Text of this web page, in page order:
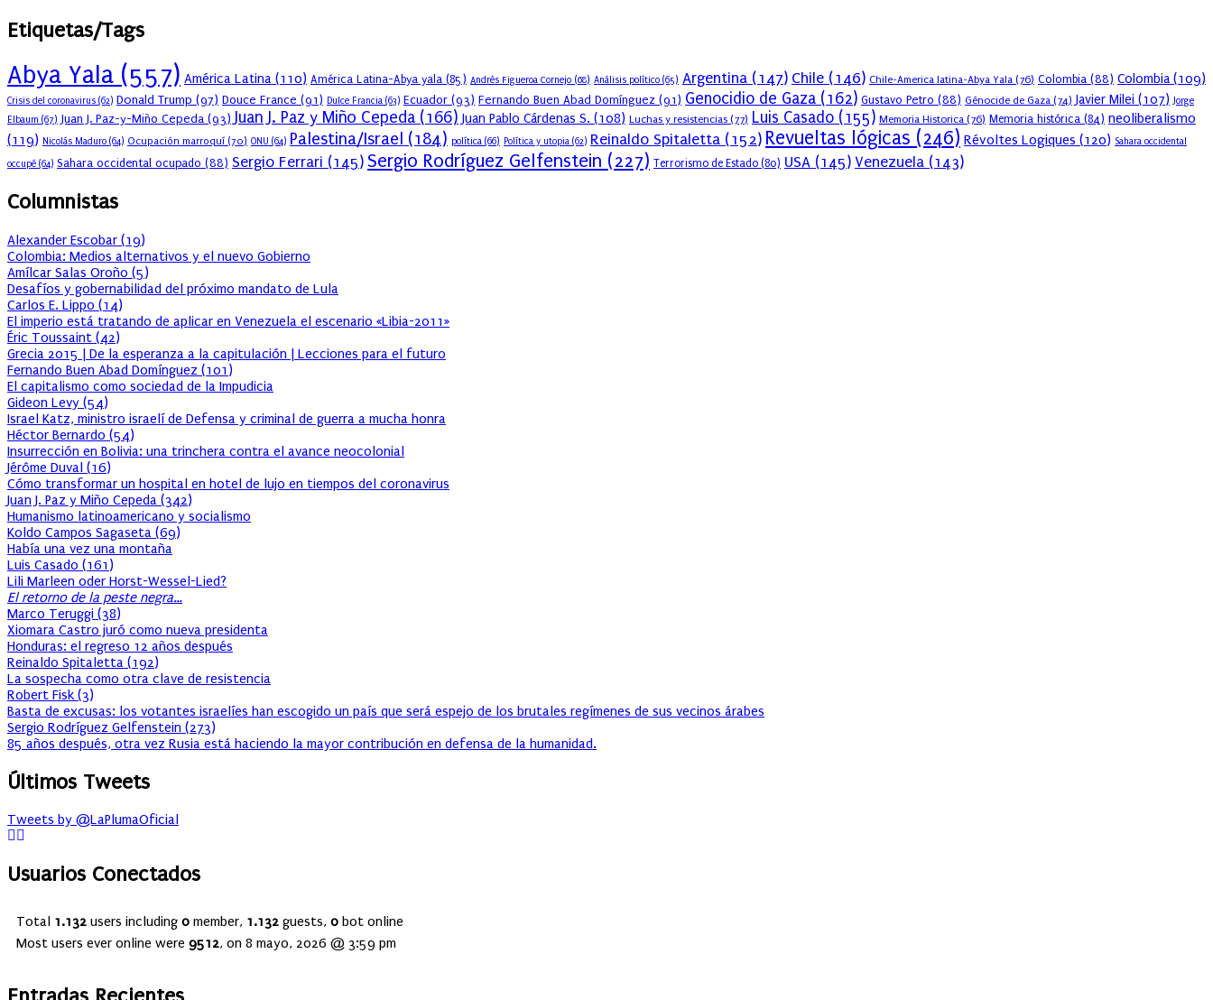
Etiquetas/Tags
Abya Yala (557) América Latina (110) América Latina-Abya yala (85) Andrés Figueroa Cornejo (68) Análisis político (65) Argentina (147) Chile (146) Chile-America latina-Abya Yala (76) Colombia (88) Colombia(109)
Crisis del coronavirus (62) Donald Trump (97) Douce France (91) Dulce Francia (63) Ecuador (93) Fernando Buen Abad Domínguez (91) Genocidio de Gaza (162) Gustavo Petro (88) Génocide de Gaza (74) Javier Milei (107) Jorge
Elbaum (67) Juan J. Paz-y-Miño Cepeda (93) Juan J. Paz y Miño Cepeda (166) Juan Pablo Cárdenas S. (108) Luchas y resistencias (77) Luis Casado (155) Memoria Historica (76) Memoria histórica (84) neoliberalismo
(119) Nicolás Maduro (64) Ocupación marroquí (70) ONU (64) Palestina/Israel (184) política (66) Política y utopia (62) Reinaldo Spitaletta (152) Revueltas lógicas (246) Révoltes Logiques (120) Sahara occidental
occupé (64) Sahara occidental ocupado (88) Sergio Ferrari (145) Sergio Rodríguez Gelfenstein (227) Terrorismo de Estado (80) USA (145) Venezuela (143)
Columnistas
Alexander Escobar (19)
Colombia: Medios alternativos y el nuevo Gobierno
Amílcar Salas Oroño (5)
Desafíos y gobernabilidad del próximo mandato de Lula
Carlos E. Lippo (14)
El imperio está tratando de aplicar en Venezuela el escenario «Libia-2011»
Éric Toussaint (42)
Grecia 2015 | De la esperanza a la capitulación | Lecciones para el futuro
Fernando Buen Abad Domínguez (101)
El capitalismo como sociedad de la Impudicia
Gideon Levy (54)
Israel Katz, ministro israelí de Defensa y criminal de guerra a mucha honra
Héctor Bernardo (54)
Insurrección en Bolivia: una trinchera contra el avance neocolonial
Jérôme Duval (16)
Cómo transformar un hospital en hotel de lujo en tiempos del coronavirus
Juan J. Paz y Miño Cepeda (342)
Humanismo latinoamericano y socialismo
Koldo Campos Sagaseta (69)
Había una vez una montaña
Luis Casado (161)
Lili Marleen oder Horst-Wessel-Lied?
El retorno de la peste negra…
Marco Teruggi (38)
Xiomara Castro juró como nueva presidenta
Honduras: el regreso 12 años después
Reinaldo Spitaletta (192)
La sospecha como otra clave de resistencia
Robert Fisk (3)
Basta de excusas: los votantes israelíes han escogido un país que será espejo de los brutales regímenes de sus vecinos árabes
Sergio Rodríguez Gelfenstein (273)
85 años después, otra vez Rusia está haciendo la mayor contribución en defensa de la humanidad.
Últimos Tweets
Tweets by @LaPlumaOficial
Usuarios Conectados
Total 1.132 users including 0 member, 1.132 guests, 0 bot online
Most users ever online were 9512, on 8 mayo, 2026 @ 3:59 pm